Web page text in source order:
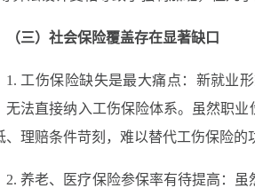
（三）社会保险覆盖存在显著缺口
1. 工伤保险缺失是最大痛点：新就业
无法直接纳入工伤保险体系。虽然职
、理赔条件苛刻，难以替代工伤保险的
2. 养老、医疗保险参保率有待提高：